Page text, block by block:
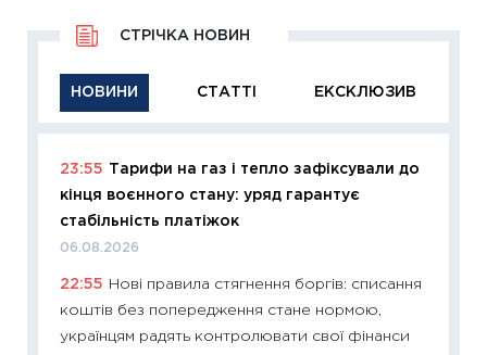
НОВИНИ СТАТТІ ЕКСКЛЮЗИВ
СТРІЧКА НОВИН
23:55 Тарифи на газ і тепло зафіксували до
кінця воєнного стану: уряд гарантує
стабільність платіжок
06.08.2026
22:55
Нові правила стягнення боргів: списання
коштів без попередження стане нормою,
українцям радять контролювати свої фінанси